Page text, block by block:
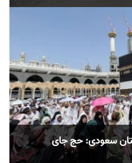
سعودی: حج جای